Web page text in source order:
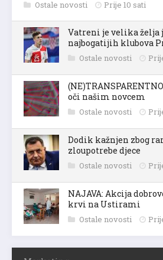
Ostale novosti Prije 10 sati
Vatreni je velika želja
najbogatijih klubova
Ostale novosti
oči našim novcem
Ostale novosti
Dodik kažnjen zbog
zloupotrebe djece
Ostale novosti
NAJAVA: Akcija
krvi na Ustirami
Ostale novosti